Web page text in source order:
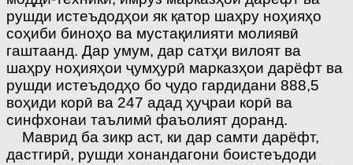
рушди истеъдодҳои як қатор шаҳру ноҳияҳо
соҳиби биноҳо ва мустақилияти молиявӣ
гаштаанд. Дар умум, дар сатҳи вилоят ва
шаҳру ноҳияҳои ҷумҳурӣ марказҳои дарёфт ва
рушди истеъдодҳо бо ҷудо гардидани 888,5
воҳиди корӣ ва 247 адад ҳуҷраи корӣ ва
синфхонаи таълимӣ фаъолият доранд.
Маврид ба зикр аст, ки дар самти дарёфт,
дастгирӣ, рушди хонандагони боистеъдоди